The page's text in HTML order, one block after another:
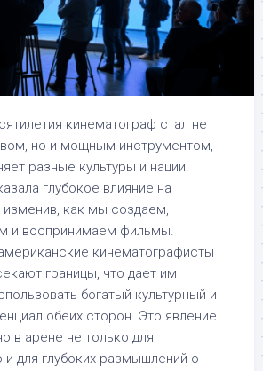
кинематограф стал не
но и мощным инструментом,
разные культуры и нации.
глубокое влияние на
изменив, как мы создаем,
и воспринимаем фильмы.
кинематографисты
границы, что дает им
богатый культурный и
обеих сторон. Это явление
в арене не только для
и для глубоких размышлений о